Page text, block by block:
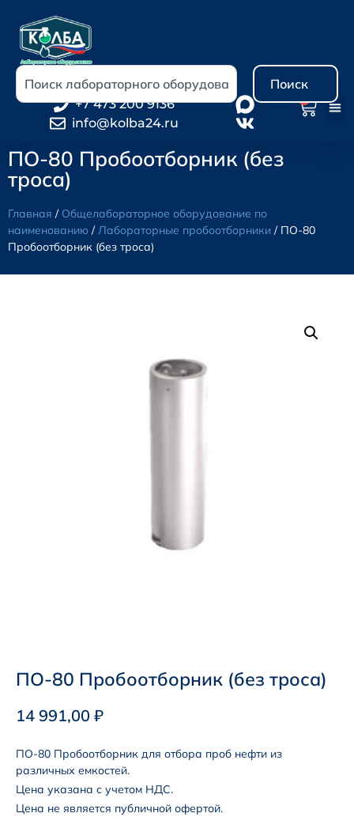
Поиск
+7 473 200 9136
info@kolba24.ru
ПО-80 Пробоотборник (без
троса)
Главная / Общелабораторное оборудование по
наименованию /Лабораторные пробоотборники / ПО-80
Пробоотборник (без троса)
ПО-80 Пробоотборник (без троса)
14 991,00 ₽
ПО-80 Пробоотборник для отбора проб нефти из
различных емкостей.
Цена указана с учетом НДС.
Цена не является публичной офертой.